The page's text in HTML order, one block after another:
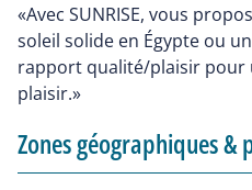
«Avec SUNRISE, vous
soleil solide en Égypte ou
rapport qualité/plaisir pour
plaisir.»
Zones géographiques &